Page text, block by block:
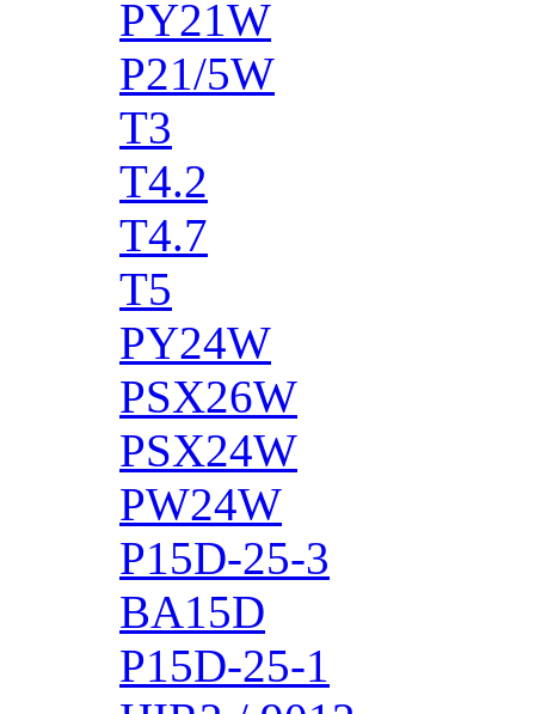
PY21W
P21/5W
T3
T4.2
T4.7
T5
PY24W
PSX26W
PSX24W
PW24W
P15D-25-3
BA15D
P15D-25-1